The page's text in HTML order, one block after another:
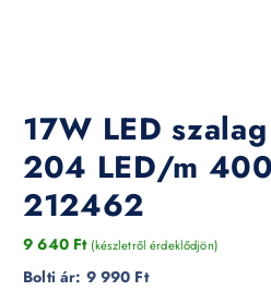
17W LED
204 LED/m
212462
9 640 Ft (készletről érdeklődjön)
Bolti ár: 9 990 Ft